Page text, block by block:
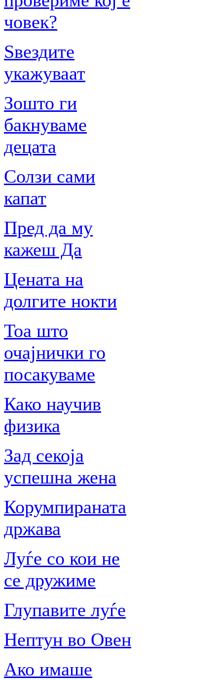
човек?
Ѕвездите
укажуваат
Зошто ги
бакнуваме
децата
Солзи сами
капат
Пред да му
кажеш Да
Цената на
долгите нокти
Тоа што
очајнички го
посакуваме
Како научив
физика
Зад секоја
успешна жена
Корумпираната
држава
Луѓе со кои не
се дружиме
Глупавите луѓе
Нептун во Овен
Ако имаше